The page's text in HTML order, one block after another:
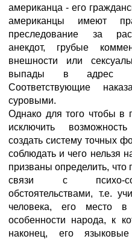
американца - его
американцы имеют
преследование за
анекдот, грубые
внешности или
выпады в адрес
Соответствующие
суровыми.
Однако для того чтобы в
исключить
создать систему точных
соблюдать и чего нельзя
призваны определить, что
связи с психо-социо-
обстоятельствами, т.е.
человека, его место в
особенности народа, к
наконец, его